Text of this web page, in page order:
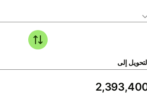
إلى